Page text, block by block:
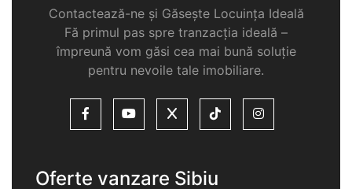
Contactează-ne și Găsește Locuința Ideală
Fă primul pas spre tranzacția ideală –
împreună vom găsi cea mai bună soluție
pentru nevoile tale imobiliare.
Oferte vanzare Sibiu